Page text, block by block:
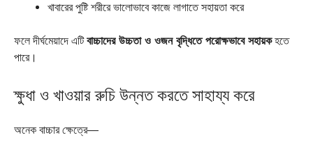
খাবারের পুষ্টি শরীরে ভালোভাবে কাজে লাগাতে সহায়তা করে
ফলে দীর্ঘমেয়াদে এটিবাচ্চাদের উচ্চতা ও ওজন বৃদ্ধিতে পরোক্ষভাবে সহায়কহতে
পারে।
ক্ষুধা ও খাওয়ার রুচি উন্নত করতে সাহায্য করে
অনেক বাচ্চার ক্ষেত্রে—